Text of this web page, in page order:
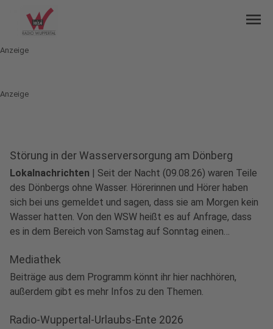
menu
Anzeige
Anzeige
Störung in der Wasserversorgung am Dönberg
Lokalnachrichten | Seit der Nacht (09.08.26) waren Teile
des Dönbergs ohne Wasser. Hörerinnen und Hörer haben
sich bei uns gemeldet und sagen, dass sie am Morgen kein
Wasser hatten. Von den WSW heißt es auf Anfrage, dass
es in dem Bereich von Samstag auf Sonntag einen
des Hohenholz.
Mediathek
Beiträge aus dem Programm könnt ihr hier nachhören,
außerdem gibt es mehr Infos zu den Themen.
Radio-Wuppertal-Urlaubs-Ente 2026